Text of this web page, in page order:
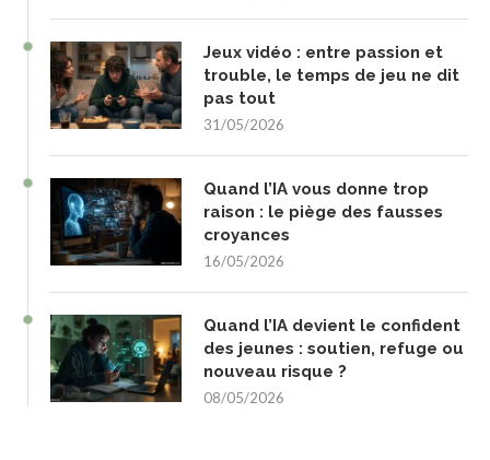
Jeux vidéo : entre passion et
trouble, le temps de jeu ne dit
pas tout
31/05/2026
Quand l’IA vous donne trop
raison : le piège des fausses
croyances
16/05/2026
Quand l’IA devient le confident
des jeunes : soutien, refuge ou
nouveau risque ?
08/05/2026